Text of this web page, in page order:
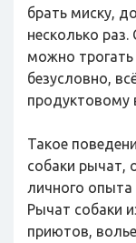
брать миску,
несколько
можно трогать
безусловно,
продуктовому
Такое
собаки рычат,
личного опыта
Рычат собаки
приютов,